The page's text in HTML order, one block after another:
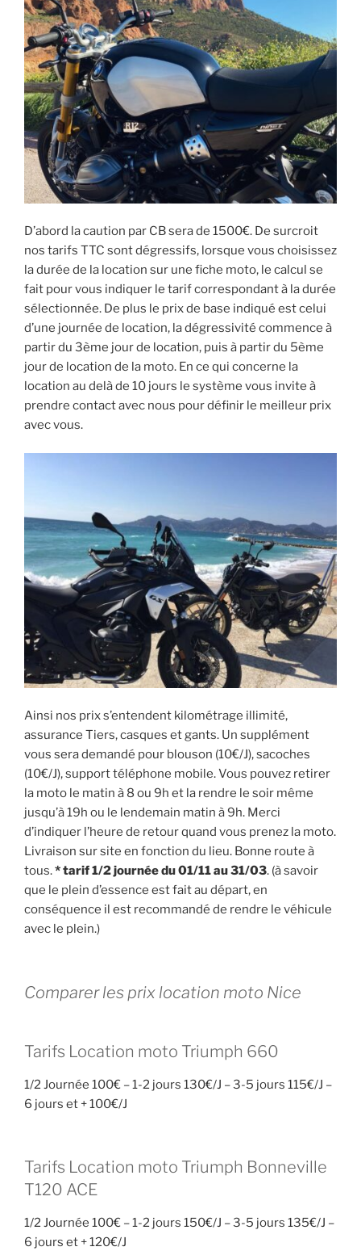
D’abord la caution par CB sera de 1500€. De surcroit
nos tarifs TTC sont dégressifs, lorsque vous choisissez
la durée de la location sur une fiche moto, le calcul se
fait pour vous indiquer le tarif correspondant à la durée
sélectionnée. De plus le prix de base indiqué est celui
d’une journée de location, la dégressivité commence à
partir du 3ème jour de location, puis à partir du 5ème
jour de location de la moto. En ce qui concerne la
location au delà de 10 jours le système vous invite à
prendre contact avec nous pour définir le meilleur prix
avec vous.
Ainsi nos prix s’entendent kilométrage illimité,
assurance Tiers, casques et gants. Un supplément
vous sera demandé pour blouson (10€/J), sacoches
(10€/J), support téléphone mobile. Vous pouvez retirer
la moto le matin à 8 ou 9h et la rendre le soir même
jusqu’à 19h ou le lendemain matin à 9h. Merci
d’indiquer l’heure de retour quand vous prenez la moto.
Livraison sur site en fonction du lieu. Bonne route à
tous.* tarif 1/2 journée du 01/11 au 31/03. (à savoir
que le plein d’essence est fait au départ, en
conséquence il est recommandé de rendre le véhicule
avec le plein.)
Comparer les prix location moto Nice
Tarifs Location moto Triumph 660
1/2 Journée 100€ – 1-2 jours 130€/J – 3-5 jours 115€/J –
6 jours et + 100€/J
Tarifs Location moto Triumph Bonneville
T120 ACE
1/2 Journée 100€ – 1-2 jours 150€/J – 3-5 jours 135€/J –
6 jours et + 120€/J